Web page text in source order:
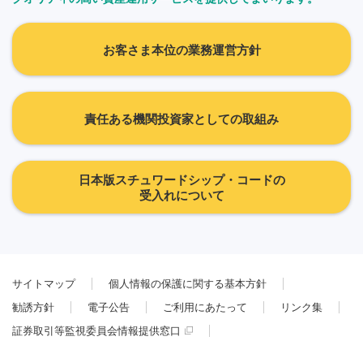
お客さま本位の業務運営方針
責任ある機関投資家としての取組み
日本版スチュワードシップ・コードの
受入れについて
サイトマップ
個人情報の保護に関する基本方針
勧誘方針
電子公告 ご利用にあたって
リンク集
証券取引等監視委員会情報提供窓口